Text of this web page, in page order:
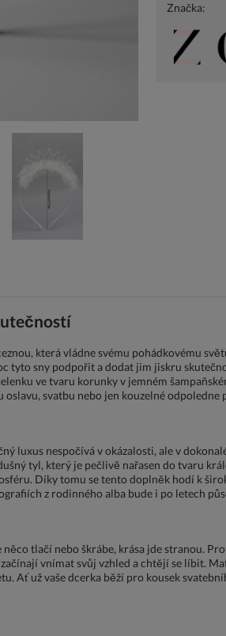
Značka:
která vládne svému pohádkovému
tyto sny podpořit a dodat jim jiskru
ve tvaru korunky v jemném
svatbu nebo jen kouzelné odpoledne
luxus nespočívá v okázalosti, ale v
tyl, který je pečlivě nařasen do tvaru
Díky tomu se tento doplněk hodí k
z rodinného alba bude i po letech
tlačí nebo škrábe, krása jde stranou.
vnímat svůj vzhled a chtějí se líbit.
Ať už vaše dcerka běží pro kousek